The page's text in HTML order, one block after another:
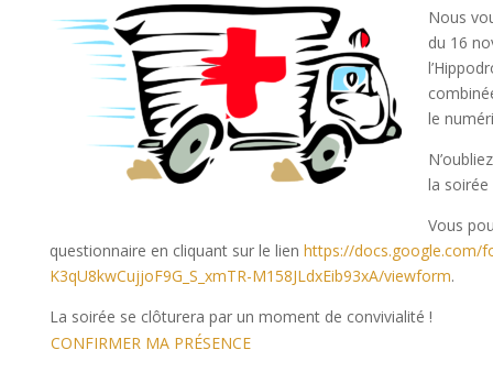
Nous
du 16
le
la soirée
Vous
questionnaire en cliquant sur le lien https://docs.google.com/
K3qU8kwCujjoF9G_S_xmTR-M158JLdxEib93xA/viewform.
La soirée se clôturera par un moment de convivialité !
CONFIRMER MA PRÉSENCE